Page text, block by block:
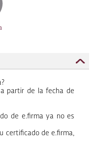
partir de la fecha de
de e.firma ya no es
certificado de e.firma,